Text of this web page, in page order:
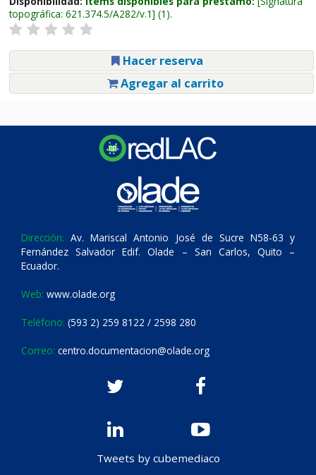
topográfica: 621.374.5/A282/v.1 (1).
Hacer reserva
Agregar al carrito
Dirección: Av. Mariscal Antonio José de Sucre N58-63 y
Fernández Salvador Edif. Olade – San Carlos, Quito –
Ecuador.
Web: www.olade.org
Teléfono: (593 2) 259 8122 / 2598 280
Correo: centro.documentacion@olade.org
Tweets by cubemediaco